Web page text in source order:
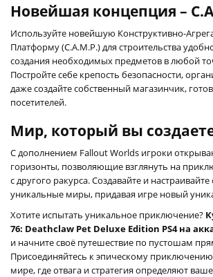
Новейшая концепция –
Используйте новейшую Конструктивно-
Платформу (C.A.M.P.) для строительства
создания необходимых предметов в любой
Постройте себе крепость безопасности,
даже создайте собственный магазинчик,
посетителей.
Мир, который вы
С дополнением Fallout Worlds игроки
горизонты, позволяющие взглянуть на
с другого ракурса. Создавайте и
уникальные миры, придавая игре новый
Хотите испытать уникальное приключение?
76: Deathclaw Pet Deluxe Edition PS4 на
и начните своё путешествие по пустошам
Присоединяйтесь к эпическому
мире, где отвага и стратегия определяют